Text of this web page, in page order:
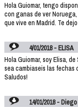
Hola Guiomar, tengo
con ganas de ver
que vive en Madrid. Te
4/01/2018 - ELISA
Hola Guiomar, soy Elisa,
sea cambiaseis las fechas
Saludos!
14/01/2018 - Diego